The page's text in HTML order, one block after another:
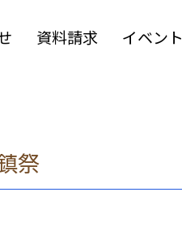
資料請求 イベント
祭